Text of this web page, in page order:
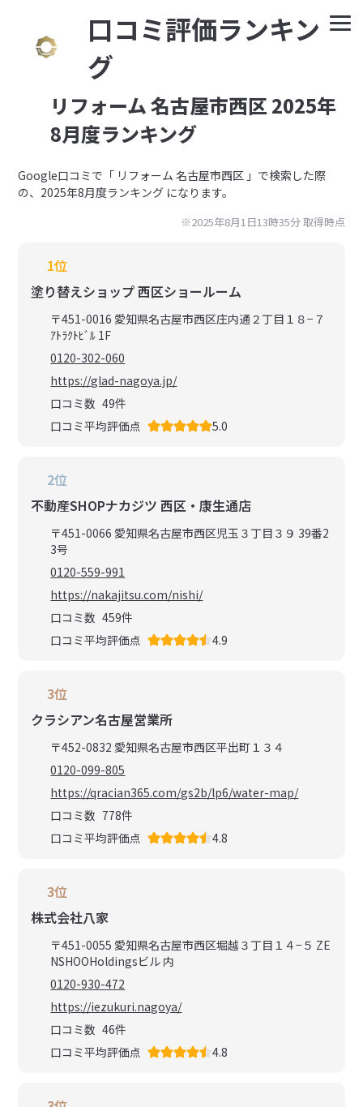
⼝コミ評価ランキン
グ
リフォーム 名古屋市西区 2025年
8月度ランキング
Google⼝コミで「 リフォーム 名古屋市西区 」で検索した際
の、2025年8月度ランキング になります。
※2025年8月1日13時35分 取得時点
1位
塗り替えショップ 西区ショールーム
〒451-0016 愛知県名古屋市西区庄内通２丁目１８−７
ｱﾄﾗｸﾄﾋﾞﾙ 1F
0120-302-060
https://glad-nagoya.jp/
口コミ数 49件
口コミ平均評価点
5.0
2位
不動産SHOPナカジツ 西区・康生通店
〒451-0066 愛知県名古屋市西区児玉３丁目３９ 39番2
3号
0120-559-991
https://nakajitsu.com/nishi/
口コミ数 459件
口コミ平均評価点
4.9
3位
クラシアン名古屋営業所
〒452-0832 愛知県名古屋市西区平出町１３４
0120-099-805
https://qracian365.com/gs2b/lp6/water-map/
口コミ数 778件
口コミ平均評価点
4.8
3位
株式会社八家
〒451-0055 愛知県名古屋市西区堀越３丁目１４−５ ZE
NSHOOHoldingsビル 内
0120-930-472
https://iezukuri.nagoya/
口コミ数 46件
口コミ平均評価点
4.8